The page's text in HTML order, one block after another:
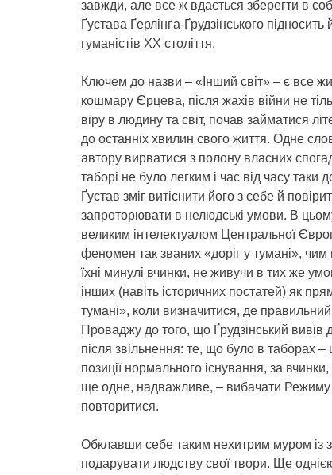
завжди, але все ж вдається зберегти в
Ґустава Ґерлінґа-Ґрудзінського
гуманістів ХХ століття.
Ключем до назви – «Інший світ» – є все
кошмару Єрцева, після жахів війни не
віру в людину та світ, почав займатися
до останніх хвилин свого життя. Одне
автору вирватися з полону власних
таборі не було легким і час від часу
Ґустав зміг витіснити його з себе й
запроторювати в нелюдські умови. В
великим інтелектуалом Центральної
феномен так званих «доріг у тумані»,
їхні минулі вчинки, не живучи в тих же
інших (навіть історичних постатей) як
тумані», коли визначитися, де
Проваджу до того, що Ґрудзінський
після звільнення: те, що було в таборах
позиції нормального існування, за
ще одне, надважливе, – вибачати
повторитися.
Обклавши себе таким нехитрим муром із
подарувати людству свої твори. Ще